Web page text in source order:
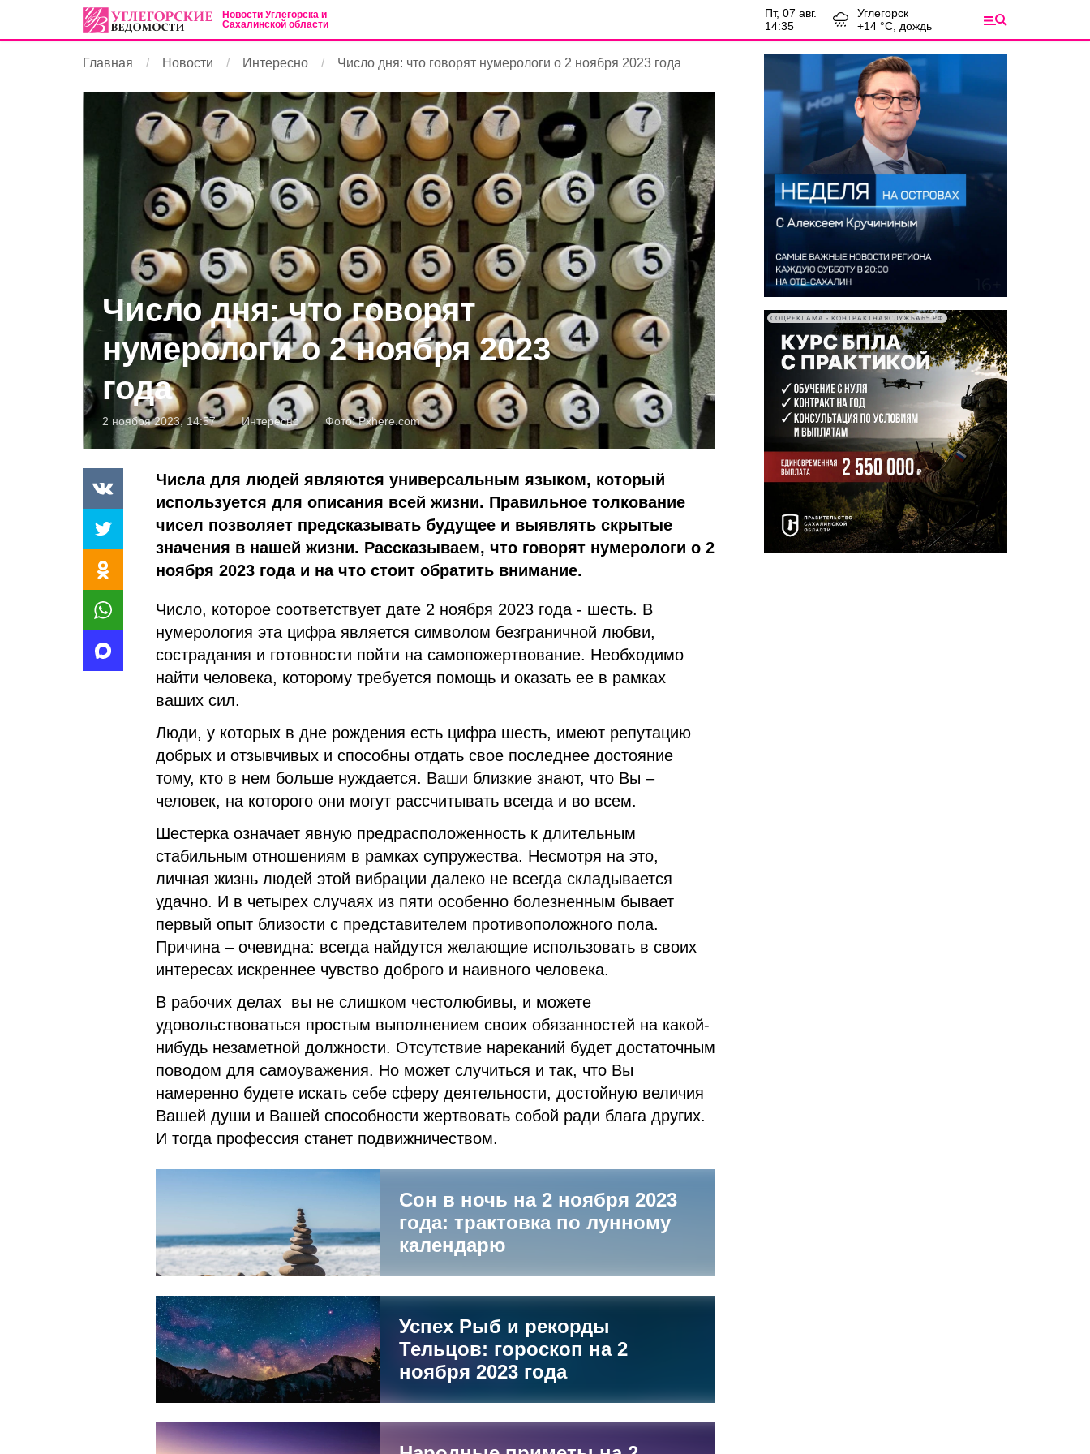
Новости Углегорска и
Сахалинской области
пт, 07 авг.
14:35
Углегорск
+14 °С, дождь
Главная Новости Интересно Число дня: что говорят нумерологи о 2 ноября 2023 года
Число дня: что говорят
нумерологи о 2 ноября 2023
года
2 ноября 2023, 14:57 Интересно Фото:Pxhere.com
Числа для людей являются универсальным языком, который
используется для описания всей жизни. Правильное толкование
чисел позволяет предсказывать будущее и выявлять скрытые
значения в нашей жизни. Рассказываем, что говорят нумерологи о 2
ноября 2023 года и на что стоит обратить внимание.
Число, которое соответствует дате 2 ноября 2023 года - шесть. В
нумерология эта цифра является символом безграничной любви,
сострадания и готовности пойти на самопожертвование. Необходимо
найти человека, которому требуется помощь и оказать ее в рамках
ваших сил.
Люди, у которых в дне рождения есть цифра шесть, имеют репутацию
добрых и отзывчивых и способны отдать свое последнее достояние
тому, кто в нем больше нуждается. Ваши близкие знают, что Вы –
человек, на которого они могут рассчитывать всегда и во всем.
Шестерка означает явную предрасположенность к длительным
стабильным отношениям в рамках супружества. Несмотря на это,
личная жизнь людей этой вибрации далеко не всегда складывается
удачно. И в четырех случаях из пяти особенно болезненным бывает
первый опыт близости с представителем противоположного пола.
Причина – очевидна: всегда найдутся желающие использовать в своих
интересах искреннее чувство доброго и наивного человека.
В рабочих делах вы не слишком честолюбивы, и можете
удовольствоваться простым выполнением своих обязанностей на какой-
нибудь незаметной должности. Отсутствие нареканий будет достаточным
поводом для самоуважения. Но может случиться и так, что Вы
намеренно будете искать себе сферу деятельности, достойную величия
Вашей души и Вашей способности жертвовать собой ради блага других.
И тогда профессия станет подвижничеством.
Сон в ночь на 2 ноября 2023
года: трактовка по лунному
календарю
Успех Рыб и рекорды
Тельцов: гороскоп на 2
ноября 2023 года
СОЦРЕКЛАМА • КОНТРАКТНАЯСЛУЖБА65.РФ